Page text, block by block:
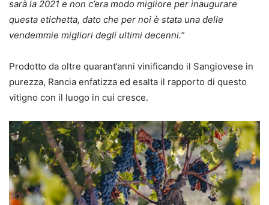
sarà la 2021 e non c’era modo migliore per inaugurare
questa etichetta, dato che per noi è stata una delle
vendemmie migliori degli ultimi decenni.”
Prodotto da oltre quarant’anni vinificando il Sangiovese in
purezza, Rancia enfatizza ed esalta il rapporto di questo
vitigno con il luogo in cui cresce.